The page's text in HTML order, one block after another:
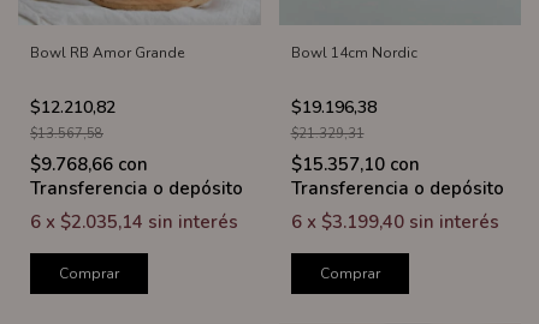
Bowl RB Amor Grande
$12.210,82
$13.567,58
$9.768,66 con
Transferencia o depósito
6 x $2.035,14 sin interés
Comprar
Bowl 14cm Nordic
$19.196,38
$21.329,31
$15.357,10 con
Transferencia o depósito
6 x $3.199,40 sin interés
Comprar